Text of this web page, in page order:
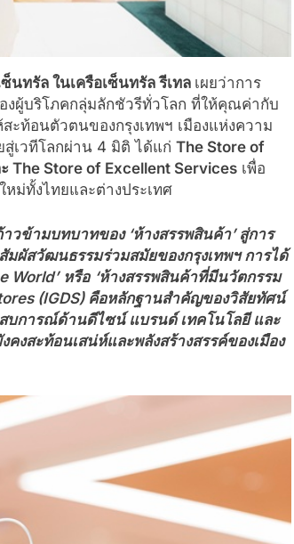
ทรัล ในเครือเซ็นทรัล รีเทล เผยว่าการ
งผู้บริโภคกลุ่มลักชัวรีทั่วโลก ที่ให้คุณค่ากับ
ะท้อนตัวตนของกรุงเทพฯ เมืองแห่งความ
เวทีโลกผ่าน 4 มิติ ได้แก่ The Store of
The Store of Excellent Services เพื่อ
ม่ทั้งไทยและต่างประเทศ
าวข้ามบทบาทของ ‘ห้างสรรพสินค้า’ สู่การ
ผัสวัฒนธรรมร่วมสมัยของกรุงเทพฯ การได้
World’ หรือ ‘ห้างสรรพสินค้าที่มีนวัตกรรม
(IGDS) คือหลักฐานสำคัญของวิสัยทัศน์
บการณ์ด้านดีไซน์ แบรนด์ เทคโนโลยี และ
งสะท้อนเสน่ห์และพลังสร้างสรรค์ของเมือง